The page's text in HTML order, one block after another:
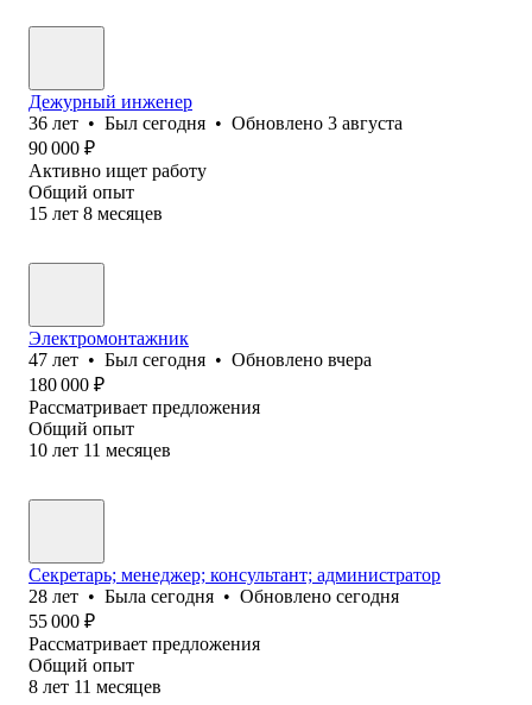
Дежурный инженер
36 лет • Был сегодня • Обновлено 3 августа
90 000 ₽
Активно ищет работу
Общий опыт
15 лет 8 месяцев
Электромонтажник
47 лет • Был сегодня • Обновлено вчера
180 000 ₽
Рассматривает предложения
Общий опыт
10 лет 11 месяцев
Секретарь; менеджер; консультант; администратор
28 лет • Была сегодня • Обновлено сегодня
55 000 ₽
Рассматривает предложения
Общий опыт
8 лет 11 месяцев